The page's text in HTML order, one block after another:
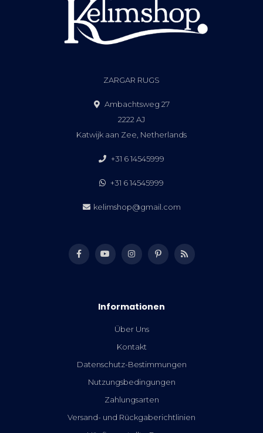
ZARGAR RUGS
Ambachtsweg 27
2222 AJ
Katwijk aan Zee, Netherlands
+31 6 14545999
+31 6 14545999
kelimshop@gmail.com
Informationen
Über Uns
Kontakt
Datenschutz-Bestimmungen
Nutzungsbedingungen
Zahlungsarten
Versand- und Rückgaberichtlinien